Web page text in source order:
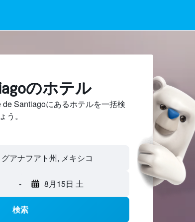
のホテル
Santiagoにあるホテルを一括検
う。
- 8月15日 土
検索